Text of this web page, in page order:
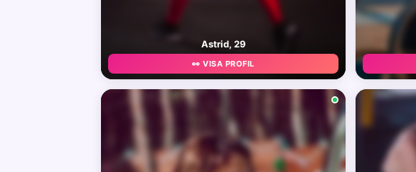
Astrid, 29
👀 VISA PROFIL